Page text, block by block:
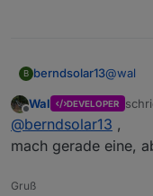
B berndsolar13@wal
ja
Offline
Wal DEVELOPER
@berndsolar13 ,
mach gerade eine,
Gruß